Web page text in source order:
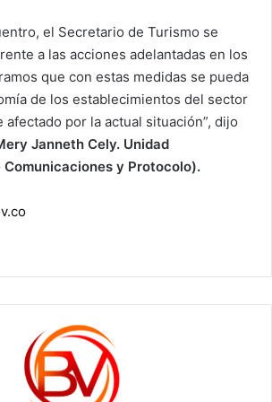
el Secretario de Turismo se
a las acciones adelantadas en los
que con estas medidas se pueda
de los establecimientos del sector
por la actual situación”, dijo
Janneth Cely. Unidad
y Protocolo).